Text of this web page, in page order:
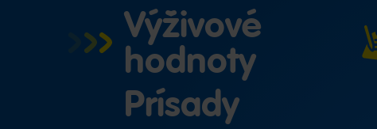
Výživové
hodnoty
Prísady